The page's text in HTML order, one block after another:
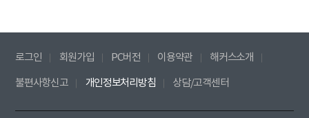
로그인 회원가입 PC버전 이용약관 해커스소개
불편사항신고 개인정보처리방침 상담/고객센터